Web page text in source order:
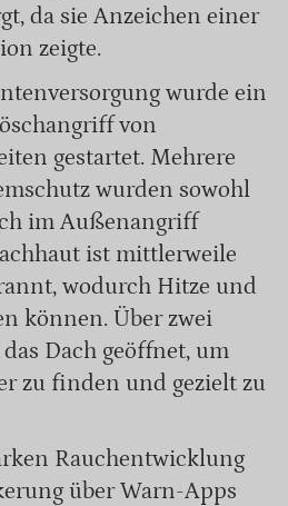
da sie Anzeichen einer
zeigte.
wurde ein
von
gestartet. Mehrere
wurden sowohl
im Außenangriff
ist mittlerweile
wodurch Hitze und
können. Über zwei
Dach geöffnet, um
zu finden und gezielt zu
Rauchentwicklung
über Warn-Apps